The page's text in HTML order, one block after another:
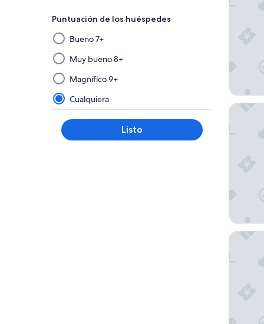
Puntuación de los huéspedes
Al
seleccionar
y
aplicar
un
filtro
de
este
grupo,
Bueno 7+
Muy bueno 8+
Magnífico 9+
Cualquiera
Listo
Lindner
Hotel